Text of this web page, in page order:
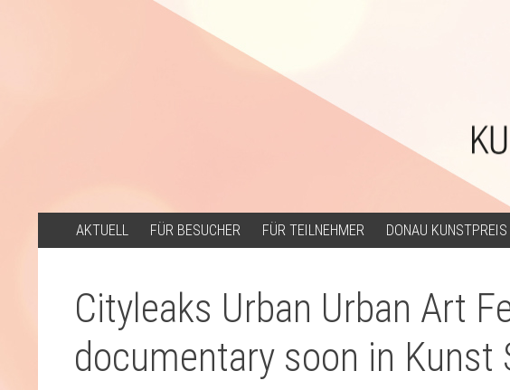
INHALT
AKTUELL FÜR BESUCHER FÜR TEILNEHMER DONAU KUNSTPREIS
Cityleaks Urban Urban Art
documentary soon in Kunst